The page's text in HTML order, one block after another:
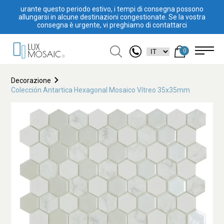
urante questo periodo estivo, i tempi di consegna possono
allungarsi in alcune destinazioni congestionate. Se la vostra
consegna è urgente, vi preghiamo di contattarci
0
Decorazione
Colección Antartica Hexagonal Mosaico Vítreo 35x35mm